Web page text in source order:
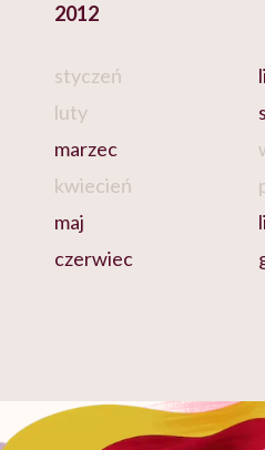
2012
styczeń
luty
marzec
kwiecień
maj
czerwiec